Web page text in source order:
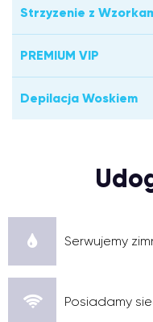
Strzyzenie z
PREMIUM VIP
Depilacja Woskiem
Serwujemy
Posiadamy